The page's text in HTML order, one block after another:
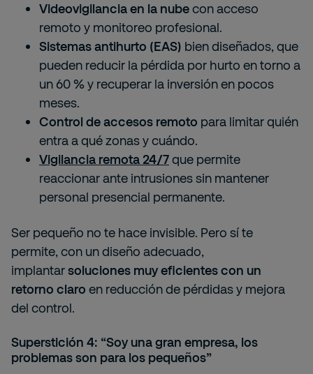
Videovigilancia en la nubecon acceso
remoto y monitoreo profesional.
Sistemas antihurto (EAS) bien diseñados, que
pueden reducir la pérdida por hurto en torno a
un 60 % y recuperar la inversión en pocos
meses.
Control de accesos remoto para limitar quién
entra a qué zonas y cuándo.
Vigilancia remota 24/7que permite
reaccionar ante intrusiones sin mantener
personal presencial permanente.
Ser pequeño no te hace invisible. Pero sí te
permite, con un diseño adecuado,
implantarsoluciones muy eficientes con un
retorno claro en reducción de pérdidas y mejora
del control.
Superstición 4: “Soy una gran empresa, los
problemas son para los pequeños”